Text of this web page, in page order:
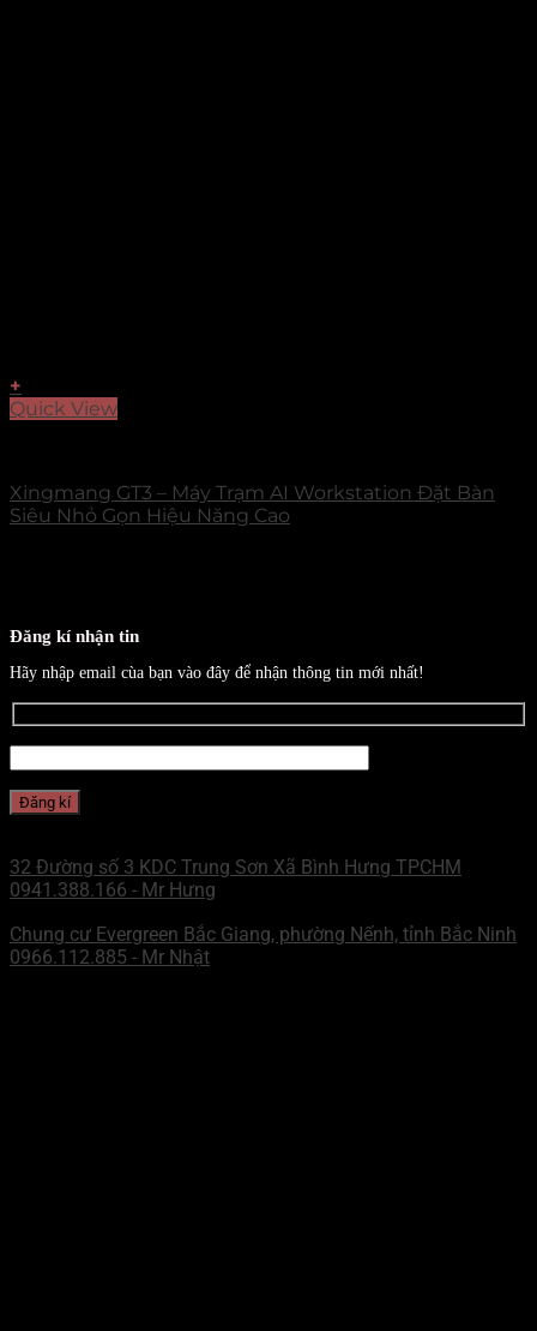
+
Quick View
Xingmang GT3 – Máy Trạm AI Workstation Đặt Bàn
Siêu Nhỏ Gọn Hiệu Năng Cao
Đăng kí nhận tin
Hãy nhập email cùa bạn vào đây để nhận thông tin mới nhất!
32 Đường số 3 KDC Trung Sơn Xã Bình Hưng TPCHM
0941.388.166 - Mr Hưng
Chung cư Evergreen Bắc Giang, phường Nếnh, tỉnh Bắc Ninh
0966.112.885 - Mr Nhật